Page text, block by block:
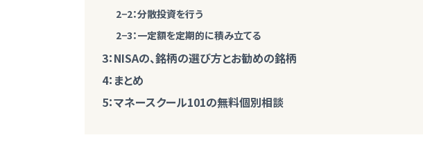
2−2：分散投資を行う
2−3：一定額を定期的に積み立てる
3：NISAの、銘柄の選び方とお勧めの銘柄
4：まとめ
5：マネースクール101の無料個別相談